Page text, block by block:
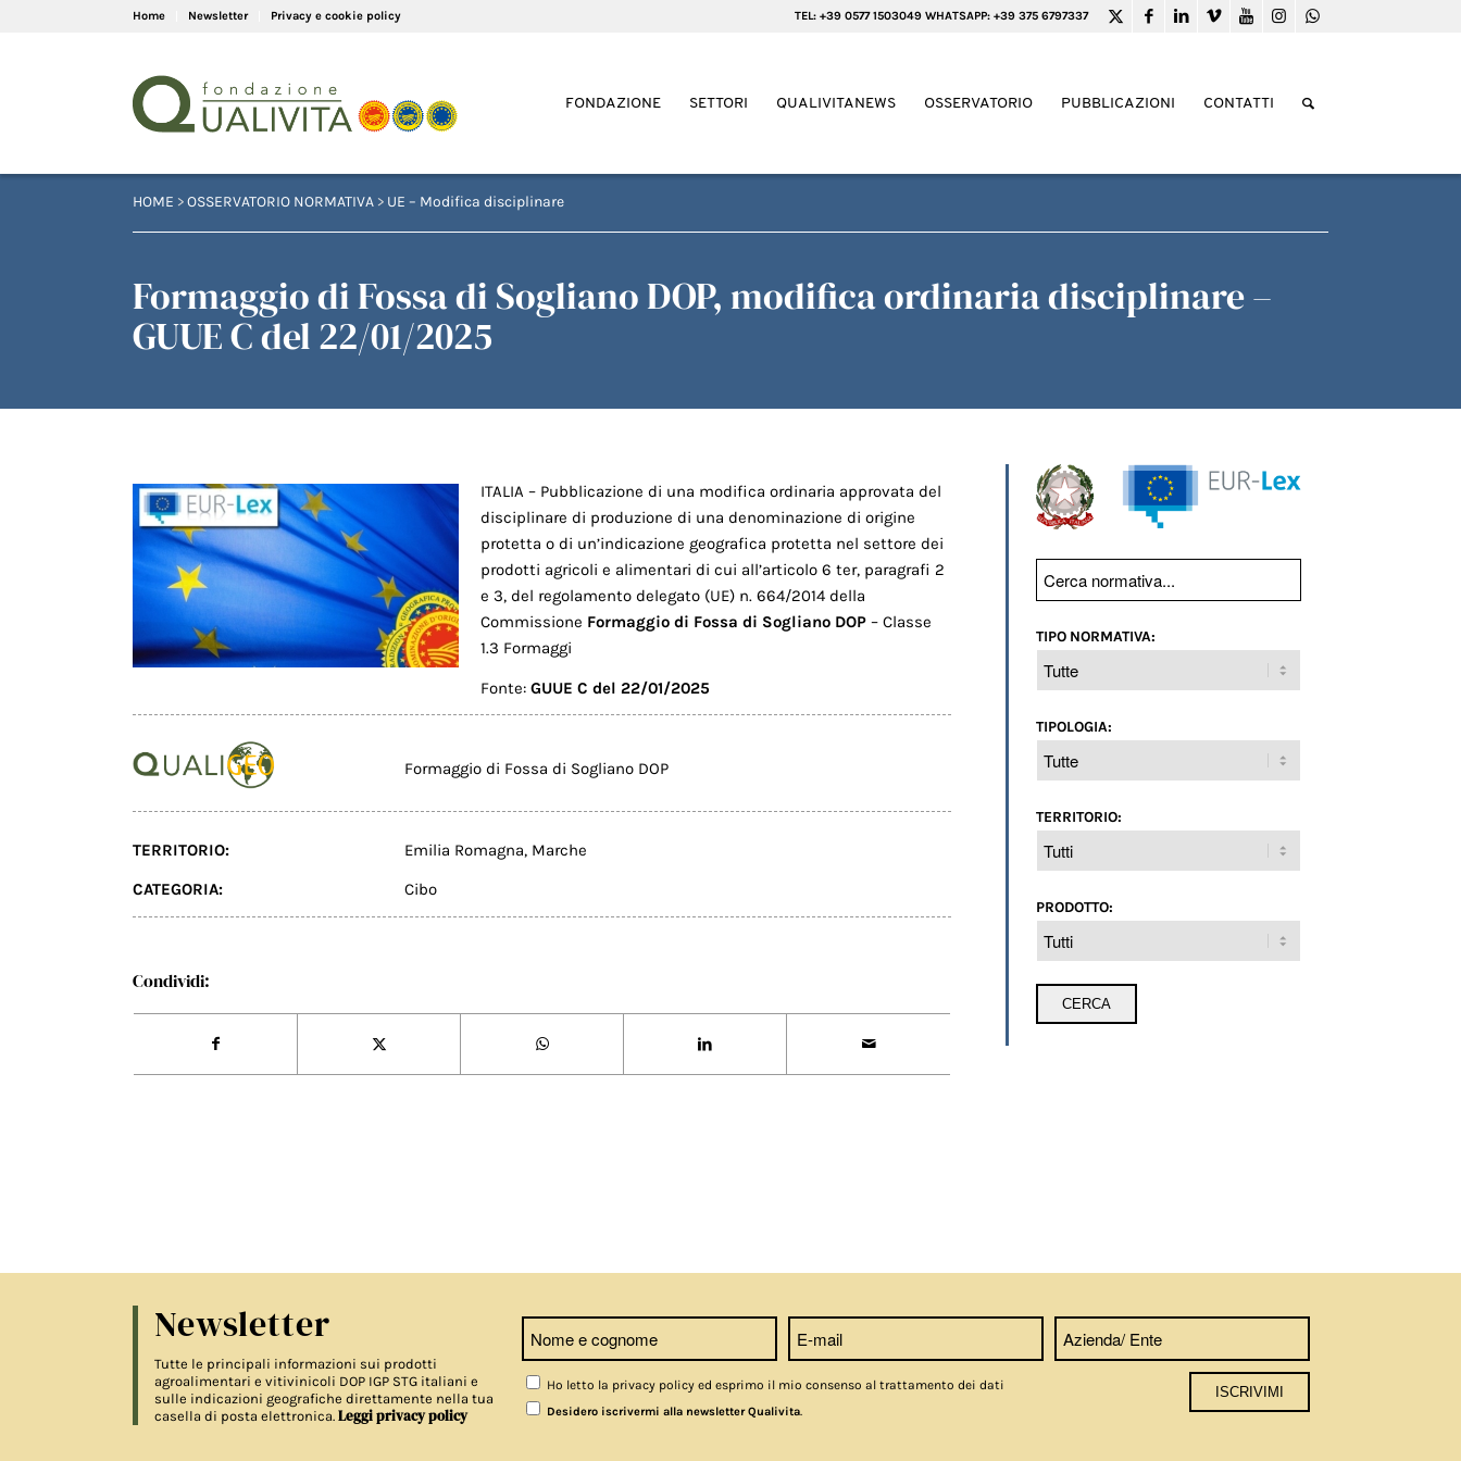
Home Newsletter Privacy e cookie policy TEL: +39 0577 1503049 WHATSAPP: +39 375 6797337
FONDAZIONE SETTORI QUALIVITANEWS OSSERVATORIO PUBBLICAZIONI CONTATTI
HOME >OSSERVATORIO NORMATIVA > UE – Modifica disciplinare
Formaggio di Fossa di Sogliano DOP, modifica ordinaria disciplinare –
GUUE C del 22/01/2025
ITALIA – Pubblicazione di una modifica ordinaria approvata del
disciplinare di produzione di una denominazione di origine
protetta o di un’indicazione geografica protetta nel settore dei
prodotti agricoli e alimentari di cui all’articolo 6 ter, paragrafi 2
e 3, del regolamento delegato (UE) n. 664/2014 della
Commissione Formaggio di Fossa di Sogliano DOP – Classe
1.3 Formaggi
Fonte: GUUE C del 22/01/2025
Formaggio di Fossa di Sogliano DOP
TERRITORIO: Emilia Romagna, Marche
CATEGORIA: Cibo
Condividi:
TIPO NORMATIVA:
TIPOLOGIA:
TERRITORIO:
PRODOTTO:
Newsletter
Tutte le principali informazioni sui prodotti
agroalimentari e vitivinicoli DOP IGP STG italiani e
sulle indicazioni geografiche direttamente nella tua
casella di posta elettronica. Leggi privacy policy
Ho letto la privacy policy ed esprimo il mio consenso al trattamento dei dati
Desidero iscrivermi alla newsletter Qualivita.